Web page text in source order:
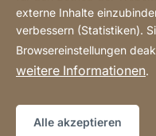
Social Media
Newsletter bestellen
Website
[Website
Sitemap
externe Inhalte
verbessern (Statistiken).
Browsereinstellungen
weitere Informationen.
Alle akzeptieren